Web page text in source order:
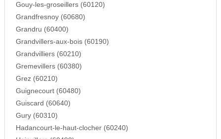
Gouy-les-groseillers (60120)
Grandfresnoy (60680)
Grandru (60400)
Grandvillers-aux-bois (60190)
Grandvilliers (60210)
Gremevillers (60380)
Grez (60210)
Guignecourt (60480)
Guiscard (60640)
Gury (60310)
Hadancourt-le-haut-clocher (60240)